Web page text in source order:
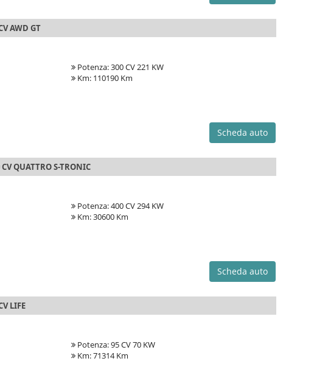
Scheda auto
AWD GT
Potenza: 300 CV 221 KW
Km: 110190 Km
Scheda auto
QUATTRO S-TRONIC
Potenza: 400 CV 294 KW
Km: 30600 Km
LIFE
Potenza: 95 CV 70 KW
Km: 71314 Km